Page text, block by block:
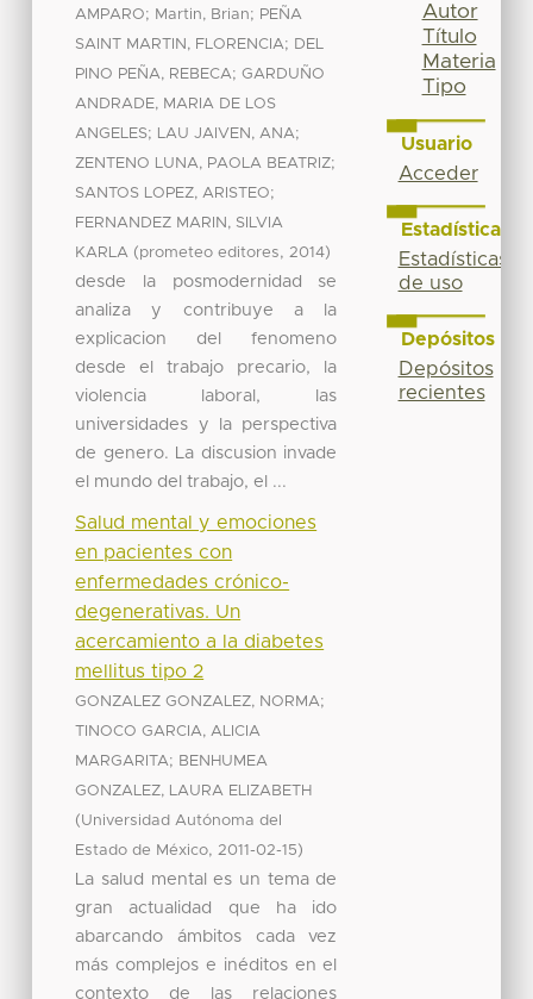
AMPARO; Martin, Brian; PEÑA
SAINT MARTIN, FLORENCIA; DEL
PINO PEÑA, REBECA;GARDUÑO
ANDRADE, MARIA DE LOS
ANGELES; LAU JAIVEN, ANA;
ZENTENO LUNA, PAOLA BEATRIZ;
SANTOS LOPEZ, ARISTEO;
FERNANDEZ MARIN, SILVIA
KARLA (prometeo editores, 2014)
desde la posmodernidad se
analiza y contribuye a la
explicacion del fenomeno
desde el trabajo precario, la
violencia laboral, las
universidades y la perspectiva
de genero. La discusion invade
el mundo del trabajo, el ...
Salud mental y emociones
en pacientes con
enfermedades crónico-
degenerativas. Un
acercamiento a la diabetes
mellitus tipo 2
GONZALEZ GONZALEZ, NORMA;
TINOCO GARCIA, ALICIA
MARGARITA; BENHUMEA
GONZALEZ, LAURA ELIZABETH
(Universidad Autónoma del
Estado de México, 2011-02-15)
La salud mental es un tema de
gran actualidad que ha ido
abarcando ámbitos cada vez
más complejos e inéditos en el
contexto de las relaciones
Autor
Título
Materia
Tipo
Usuario
Acceder
Estadísticas
Estadísticas
de uso
Depósitos
Depósitos
recientes